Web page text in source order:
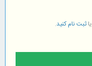
یاثبت نام کنید.